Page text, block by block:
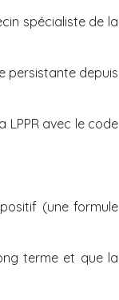
spécialiste de la
persistante depuis
LPPR avec le code
(une formule
terme et que la